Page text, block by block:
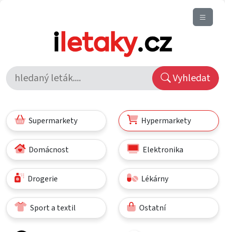
Vyhledat
Supermarkety Hypermarkety
Domácnost Elektronika
Drogerie Lékárny
Sport a textil Ostatní